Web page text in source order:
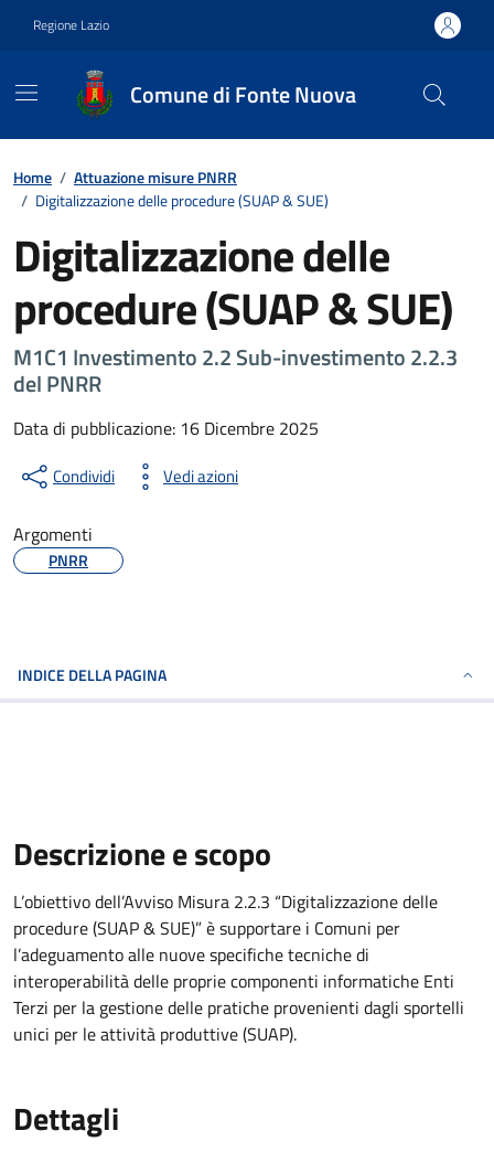
Regione Lazio
Comune di Fonte Nuova
Contenuti in evidenza
Home / Attuazione misure PNRR
/ Digitalizzazione delle procedure (SUAP & SUE)
Digitalizzazione delle
procedure (SUAP & SUE)
M1C1 Investimento 2.2 Sub-investimento 2.2.3
del PNRR
Data di pubblicazione: 16 Dicembre 2025
Condividi Vedi azioni
Argomenti
PNRR
INDICE DELLA PAGINA
Descrizione e scopo
L’obiettivo dell’Avviso Misura 2.2.3 “Digitalizzazione delle
procedure (SUAP & SUE)” è supportare i Comuni per
l’adeguamento alle nuove specifiche tecniche di
interoperabilità delle proprie componenti informatiche Enti
Terzi per la gestione delle pratiche provenienti dagli sportelli
unici per le attività produttive (SUAP).
Dettagli